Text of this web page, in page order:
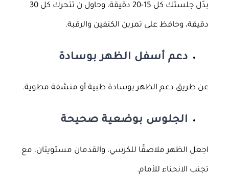
بدّل جلستك كل 15-20 دقيقة، وحاول ن تتحرك كل 30
دقيقة، وحافظ على تمرين الكتفين والرقبة.
دعم أسفل الظهر بوسادة
عن طريق دعم الظهر بوسادة طبية أو منشفة مطوية.
الجلوس بوضعية صحيحة
اجعل الظهر ملاصقًا للكرسي، والقدمان مستويتان، مع
تجنب الانحناء للأمام.